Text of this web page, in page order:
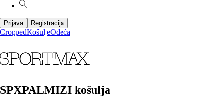
Prijava Registracija
CroppedKošuljeOdeća
SPXPALMIZI košulja